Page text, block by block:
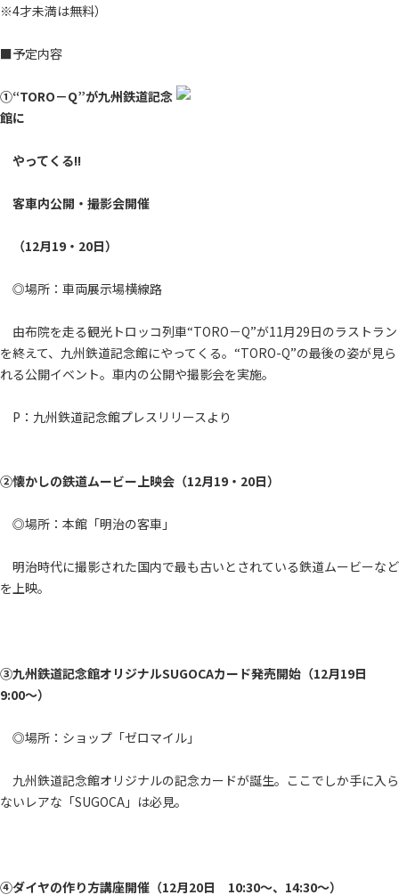
※4才未満は無料）
■予定内容
①“TORO－Q”が九州鉄道記念
館に
やってくる!!
客車内公開・撮影会開催
（12月19・20日）
◎場所：車両展示場横線路
由布院を走る観光トロッコ列車“TORO－Q”が11月29日のラストラン
を終えて、九州鉄道記念館にやってくる。“TORO-Q”の最後の姿が見ら
れる公開イベント。車内の公開や撮影会を実施。
P：九州鉄道記念館プレスリリースより
②懐かしの鉄道ムービー上映会（12月19・20日）
◎場所：本館「明治の客車」
明治時代に撮影された国内で最も古いとされている鉄道ムービーなど
を上映。
③九州鉄道記念館オリジナルSUGOCAカード発売開始（12月19日
9:00～）
◎場所：ショップ「ゼロマイル」
九州鉄道記念館オリジナルの記念カードが誕生。ここでしか手に入ら
ないレアな「SUGOCA」は必見。
④ダイヤの作り方講座開催（12月20日 10:30～、14:30～）